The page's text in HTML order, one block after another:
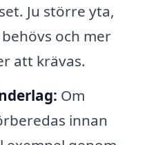
Ju större yta,
och mer
att krävas.
Om
innan